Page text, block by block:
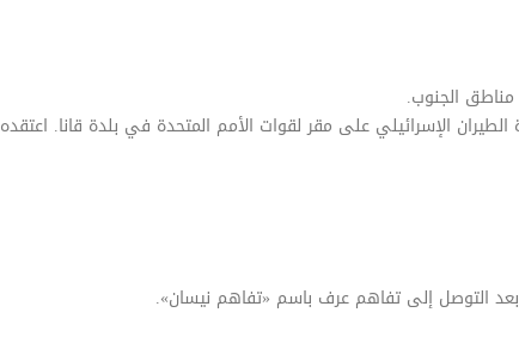
في غارة الطيران الإسرائيلي على مقر لقوات الأمم المتحدة في بلدة قانا. اعتقده